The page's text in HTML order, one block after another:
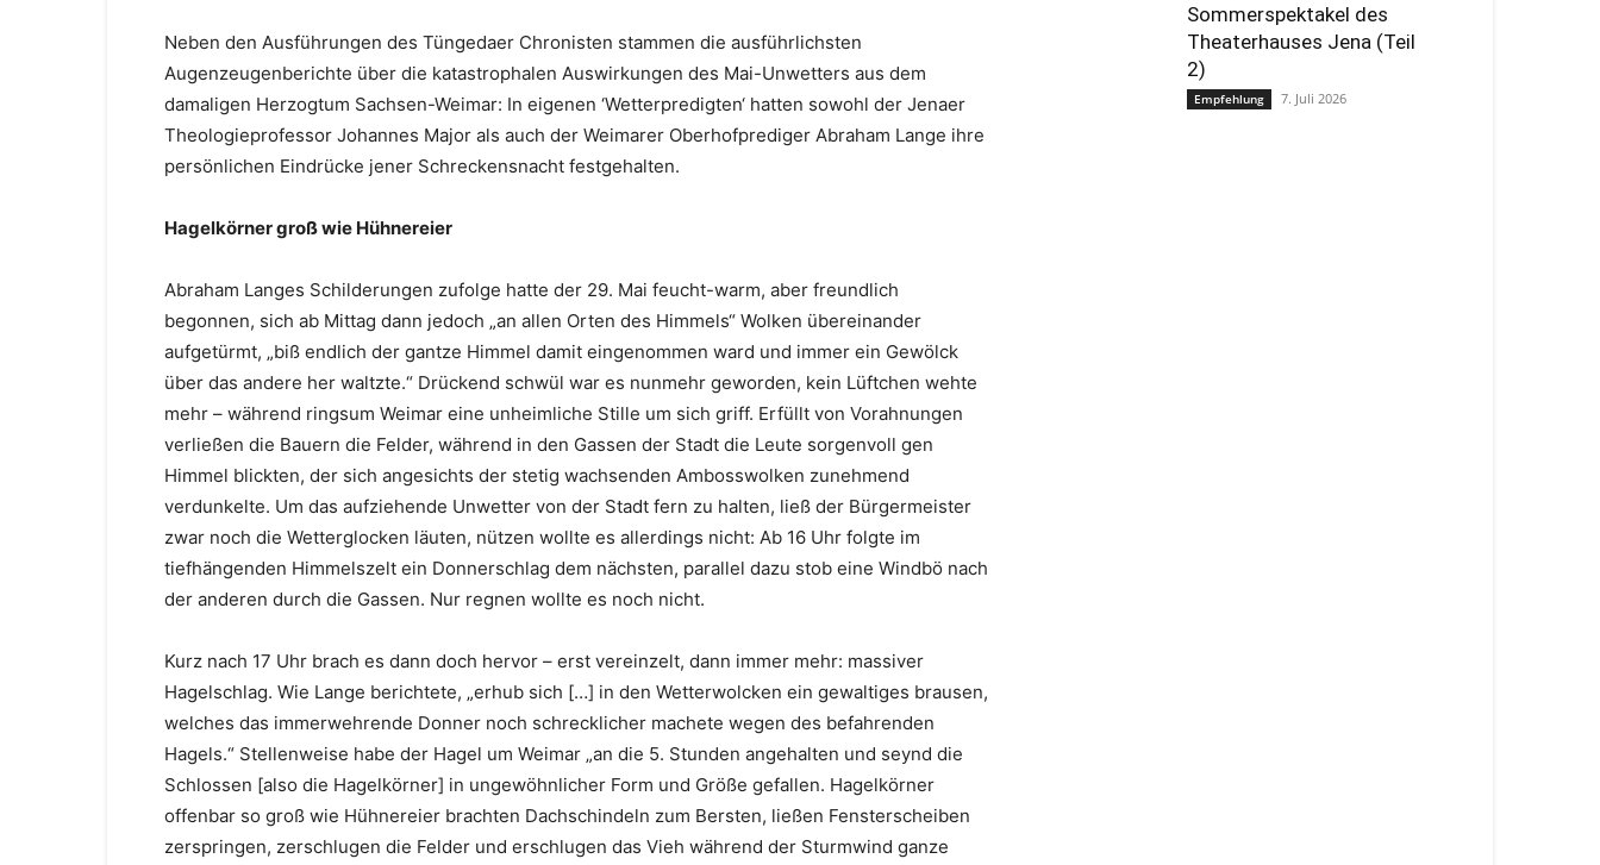
Neben den Ausführungen des Tüngedaer Chronisten stammen die ausführlichsten
Augenzeugenberichte über die katastrophalen Auswirkungen des Mai-Unwetters aus dem
damaligen Herzogtum Sachsen-Weimar: In eigenen ‘Wetterpredigten‘ hatten sowohl der Jenaer
Theologieprofessor Johannes Major als auch der Weimarer Oberhofprediger Abraham Lange ihre
persönlichen Eindrücke jener Schreckensnacht festgehalten.
Hagelkörner groß wie Hühnereier
Abraham Langes Schilderungen zufolge hatte der 29. Mai feucht-warm, aber freundlich
begonnen, sich ab Mittag dann jedoch „an allen Orten des Himmels“ Wolken übereinander
aufgetürmt, „biß endlich der gantze Himmel damit eingenommen ward und immer ein Gewölck
über das andere her waltzte.“ Drückend schwül war es nunmehr geworden, kein Lüftchen wehte
mehr – während ringsum Weimar eine unheimliche Stille um sich griff. Erfüllt von Vorahnungen
verließen die Bauern die Felder, während in den Gassen der Stadt die Leute sorgenvoll gen
Himmel blickten, der sich angesichts der stetig wachsenden Ambosswolken zunehmend
verdunkelte. Um das aufziehende Unwetter von der Stadt fern zu halten, ließ der Bürgermeister
zwar noch die Wetterglocken läuten, nützen wollte es allerdings nicht: Ab 16 Uhr folgte im
tiefhängenden Himmelszelt ein Donnerschlag dem nächsten, parallel dazu stob eine Windbö nach
der anderen durch die Gassen. Nur regnen wollte es noch nicht.
Kurz nach 17 Uhr brach es dann doch hervor – erst vereinzelt, dann immer mehr: massiver
Hagelschlag. Wie Lange berichtete, „erhub sich […] in den Wetterwolcken ein gewaltiges brausen,
welches das immerwehrende Donner noch schrecklicher machete wegen des befahrenden
Hagels.“ Stellenweise habe der Hagel um Weimar „an die 5. Stunden angehalten und seynd die
Schlossen [also die Hagelkörner] in ungewöhnlicher Form und Größe gefallen. Hagelkörner
offenbar so groß wie Hühnereier brachten Dachschindeln zum Bersten, ließen Fensterscheiben
zerspringen, zerschlugen die Felder und erschlugen das Vieh während der Sturmwind ganze
Sommerspektakel des
Theaterhauses Jena (Teil
2)
Empfehlung 7. Juli 2026